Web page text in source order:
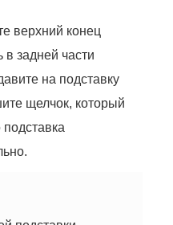
верхний конец
в задней части
на подставку
щелчок, который
подставка